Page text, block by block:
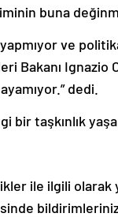
buna
ve
Bakanı
dedi.
bir taşkınlık
ile ilgili